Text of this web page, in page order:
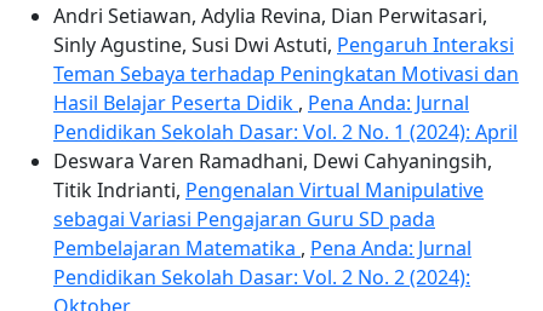
Andri Setiawan, Adylia Revina, Dian Perwitasari,
Sinly Agustine, Susi Dwi Astuti, Pengaruh Interaksi
Teman Sebaya terhadap Peningkatan Motivasi dan
Hasil Belajar Peserta Didik , Pena Anda: Jurnal
Pendidikan Sekolah Dasar: Vol. 2 No. 1 (2024): April
Deswara Varen Ramadhani, Dewi Cahyaningsih,
Titik Indrianti, Pengenalan Virtual Manipulative
sebagai Variasi Pengajaran Guru SD pada
Pembelajaran Matematika , Pena Anda: Jurnal
Pendidikan Sekolah Dasar: Vol. 2 No. 2 (2024):